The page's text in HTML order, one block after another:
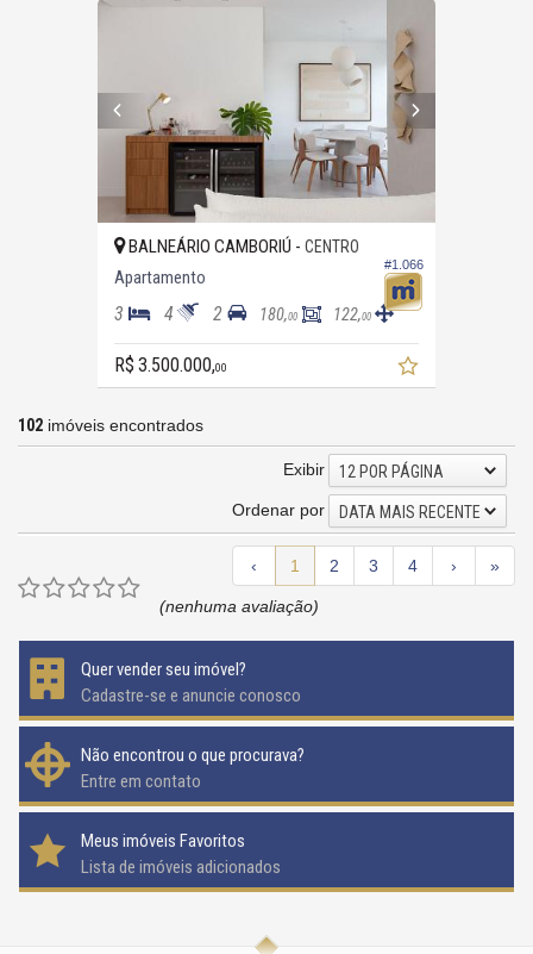
#1.066
BALNEÁRIO CAMBORIÚ - CENTRO
Apartamento
3 4 2 180,00 122,00
R$ 3.500.000,00
102 imóveis encontrados
Exibir
12 POR PÁGINA
Ordenar por
DATA MAIS RECENTE
‹ 1 2 3 4 › »
(nenhuma avaliação)
Quer vender seu imóvel?
Cadastre-se e anuncie conosco
Não encontrou o que procurava?
Entre em contato
Meus imóveis Favoritos
Lista de imóveis adicionados